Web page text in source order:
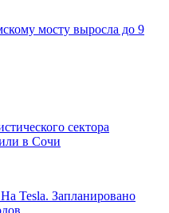
мосту выросла до 9
сектора
в Сочи
Tesla. Запланировано